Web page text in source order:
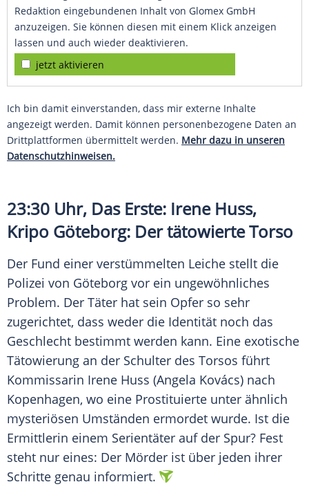
Redaktion eingebundenen Inhalt von Glomex GmbH
anzuzeigen. Sie können diesen mit einem Klick anzeigen
lassen und auch wieder deaktivieren.
jetzt aktivieren
Ich bin damit einverstanden, dass mir externe Inhalte
angezeigt werden. Damit können personenbezogene Daten an
Drittplattformen übermittelt werden. Mehr dazu in unseren
Datenschutzhinweisen.
23:30 Uhr, Das Erste: Irene Huss,
Kripo Göteborg: Der tätowierte Torso
Der Fund einer verstümmelten Leiche stellt die
Polizei von Göteborg vor ein ungewöhnliches
Problem. Der Täter hat sein Opfer so sehr
zugerichtet, dass weder die Identität noch das
Geschlecht bestimmt werden kann. Eine exotische
Tätowierung an der Schulter des Torsos führt
Kommissarin Irene Huss (Angela Kovács) nach
Kopenhagen, wo eine Prostituierte unter ähnlich
mysteriösen Umständen ermordet wurde. Ist die
Ermittlerin einem Serientäter auf der Spur? Fest
steht nur eines: Der Mörder ist über jeden ihrer
Schritte genau informiert.